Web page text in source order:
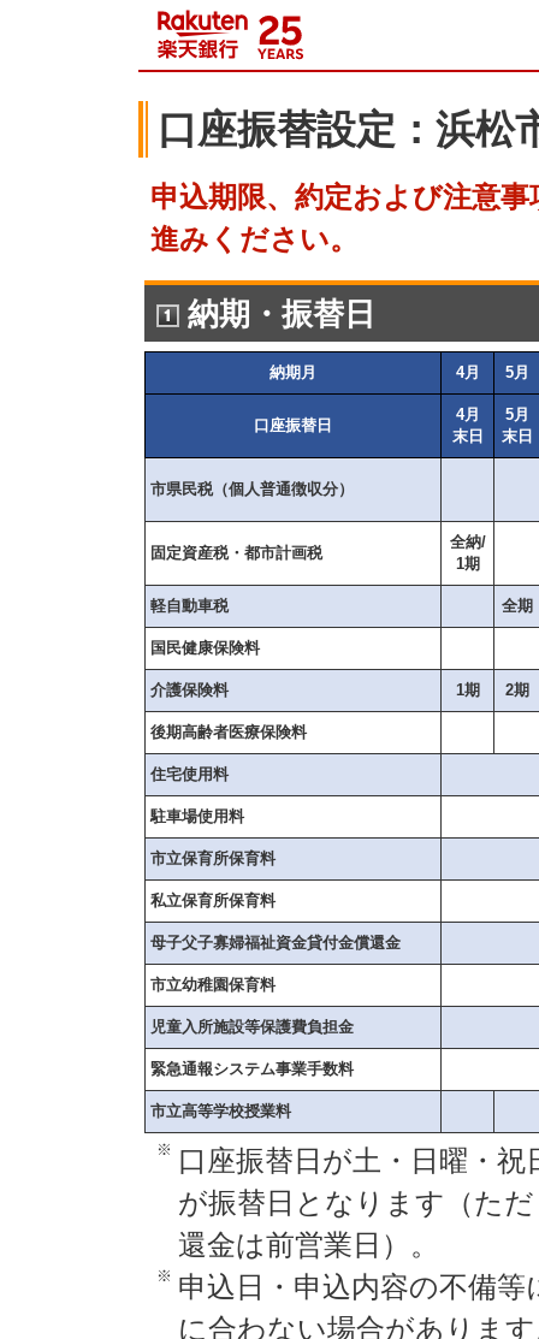
口座振替設定：浜松
申込期限、約定および注意
進みください。
納期・振替日
納期月 4月 5月
口座振替日
4月
末日
5月
末日
市県民税（個人普通徴収分）
固定資産税・都市計画税
全納/
1期
軽自動車税 全期
国民健康保険料
介護保険料 1期 2期
後期高齢者医療保険料
住宅使用料
駐車場使用料
市立保育所保育料
私立保育所保育料
母子父子寡婦福祉資金貸付金償還金
市立幼稚園保育料
児童入所施設等保護費負担金
緊急通報システム事業手数料
市立高等学校授業料
※ 口座振替日が土・日曜・
が振替日となります（た
還金は前営業日）。
※ 申込日・申込内容の不備
に合わない場合がありま